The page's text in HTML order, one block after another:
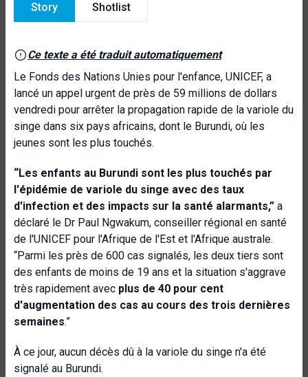
Story Shotlist
Ce texte a été traduit automatiquement
Le Fonds des Nations Unies pour l'enfance, UNICEF, a
lancé un appel urgent de près de 59 millions de dollars
vendredi pour arrêter la propagation rapide de la variole du
singe dans six pays africains, dont le Burundi, où les
jeunes sont les plus touchés.
“Les enfants au Burundi sont les plus touchés par
l'épidémie de variole du singe avec des taux
d'infection et des impacts sur la santé alarmants,” a
déclaré le Dr Paul Ngwakum, conseiller régional en santé
de l'UNICEF pour l'Afrique de l'Est et l'Afrique australe.
“Parmi les près de 600 cas signalés, les deux tiers sont
des enfants de moins de 19 ans et la situation s'aggrave
très rapidement avec plus de 40 pour cent
d'augmentation des cas au cours des trois dernières
semaines.”
À ce jour, aucun décès dû à la variole du singe n'a été
signalé au Burundi.